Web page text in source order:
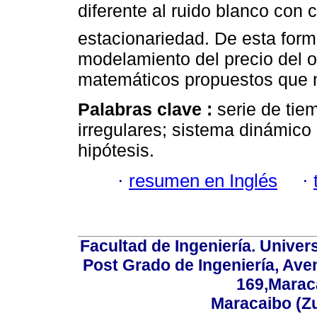
diferente al ruido blanco
estacionariedad. De esta
modelamiento del precio del
matemáticos propuestos
Palabras clave : serie de
irregulares; sistema
hipótesis.
· resumen en Inglés ·
Facultad de Ingeniería.
Post Grado de Ingeniería,
Maracaibo